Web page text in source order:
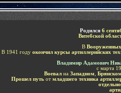
Родился 6
Витебской
В
В 1941 году окончил курсы артиллерийских
Владимир Адамович
с марта
Воевална Западном
Прошел путь от младшего техника